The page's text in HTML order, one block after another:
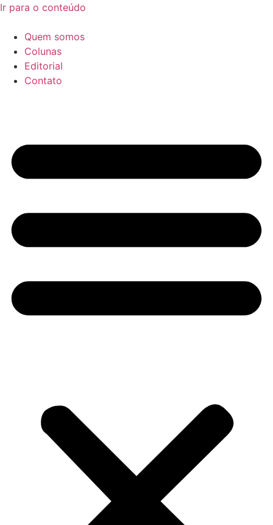
Ir para o conteúdo
Quem somos
Colunas
Editorial
Contato